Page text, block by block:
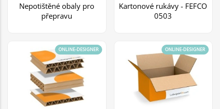
Nepotištěné obaly pro
přepravu
Kartonové rukávy - FEFCO
0503
ONLINE-DESIGNER ONLINE-DESIGNER